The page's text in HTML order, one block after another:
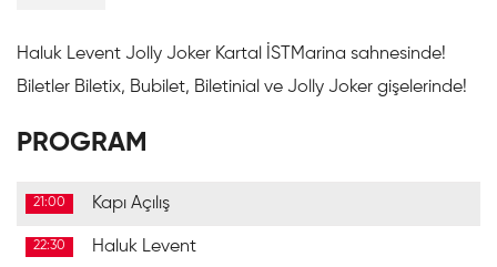
Haluk Levent Jolly Joker Kartal İSTMarina sahnesinde!
Biletler Biletix, Bubilet, Biletinial ve Jolly Joker gişelerinde!
PROGRAM
21:00 Kapı Açılış
22:30 Haluk Levent